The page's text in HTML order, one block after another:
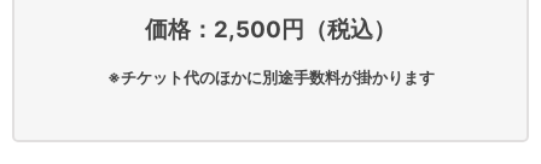
価格：2,500円（税込）
※チケット代のほかに別途手数料が掛かります